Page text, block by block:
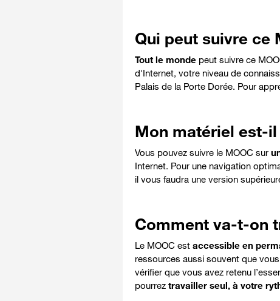
Qui peut suivre ce
Tout le mondepeut suivre ce
d'Internet, votre niveau de
Palais de la Porte Dorée. Pour
Mon matériel est-
Vous pouvez suivre le MOOC sur
Internet. Pour une navigation
il vous faudra une version
Comment va-t-on
Le MOOC est accessible en
ressources aussi souvent que
vérifier que vous avez retenu
pourrez travailler seul, à votre